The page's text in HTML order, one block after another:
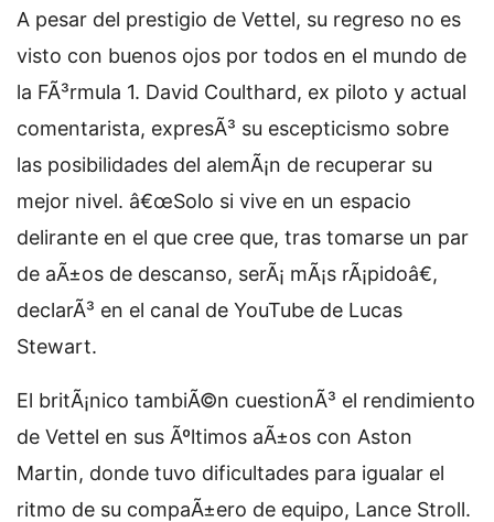
A pesar del prestigio de Vettel, su regreso no es
visto con buenos ojos por todos en el mundo de
la FÃ³rmula 1. David Coulthard, ex piloto y actual
comentarista, expresÃ³ su escepticismo sobre
las posibilidades del alemÃ¡n de recuperar su
mejor nivel. â€œSolo si vive en un espacio
delirante en el que cree que, tras tomarse un par
de aÃ±os de descanso, serÃ¡ mÃ¡s rÃ¡pidoâ€,
declarÃ³ en el canal de YouTube de Lucas
Stewart.
El britÃ¡nico tambiÃ©n cuestionÃ³ el rendimiento
de Vettel en sus Ãºltimos aÃ±os con Aston
Martin, donde tuvo dificultades para igualar el
ritmo de su compaÃ±ero de equipo, Lance Stroll.